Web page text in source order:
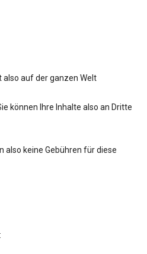
auf der ganzen Welt
können Ihre Inhalte also an Dritte
also keine Gebühren für diese